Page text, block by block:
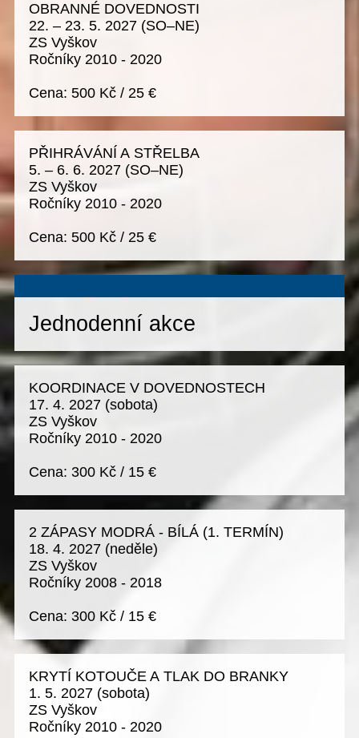
OBRANNÉ DOVEDNOSTI
22. – 23. 5. 2027 (SO–NE)
ZS Vyškov
Ročníky 2010 - 2020
Cena: 500 Kč / 25 €
PŘIHRÁVÁNÍ A STŘELBA
5. – 6. 6. 2027 (SO–NE)
ZS Vyškov
Ročníky 2010 - 2020
Cena: 500 Kč / 25 €
Jednodenní akce
KOORDINACE V DOVEDNOSTECH
17. 4. 2027 (sobota)
ZS Vyškov
Ročníky 2010 - 2020
Cena: 300 Kč / 15 €
2 ZÁPASY MODRÁ - BÍLÁ (1. TERMÍN)
18. 4. 2027 (neděle)
ZS Vyškov
Ročníky 2008 - 2018
Cena: 300 Kč / 15 €
KRYTÍ KOTOUČE A TLAK DO BRANKY
1. 5. 2027 (sobota)
ZS Vyškov
Ročníky 2010 - 2020